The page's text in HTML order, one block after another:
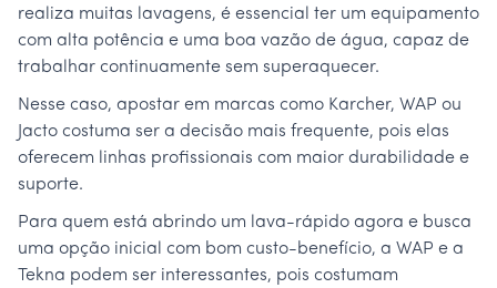
realiza muitas lavagens, é essencial ter um equipamento
com alta potência e uma boa vazão de água, capaz de
trabalhar continuamente sem superaquecer.
Nesse caso, apostar em marcas como Karcher, WAP ou
Jacto costuma ser a decisão mais frequente, pois elas
oferecem linhas profissionais com maior durabilidade e
suporte.
Para quem está abrindo um lava-rápido agora e busca
uma opção inicial com bom custo-benefício, a WAP e a
Tekna podem ser interessantes, pois costumam